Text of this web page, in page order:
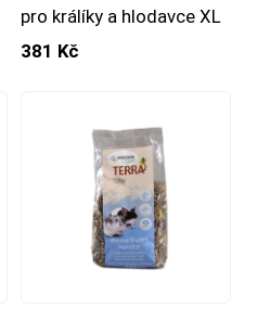
pro králíky a hlodavce XL
381 Kč